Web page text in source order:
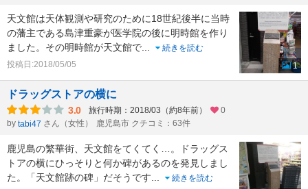
天文館は天体観測や研究のために18世紀後半に当時
の藩主である島津重豪が医学院の後に明時館を作り
ました。その明時館が天文館で...
続きを読む
投稿日:2018/05/05
1
ドラッグストアの横に
3.0 旅行時期：2018/03（約8年前）
0
by tabi47 さん（女性） 鹿児島市 クチコミ：63件
鹿児島の繁華街、天文館をてくてく…。ドラッグス
トアの横にひっそりと何か碑があるのを発見しまし
た。「天文館跡の碑」だそうです...
続きを読む